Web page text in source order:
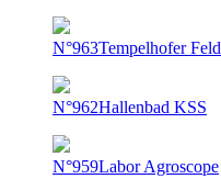
N°963Tempelhofer Feld
N°962Hallenbad KSS
N°959Labor Agroscope